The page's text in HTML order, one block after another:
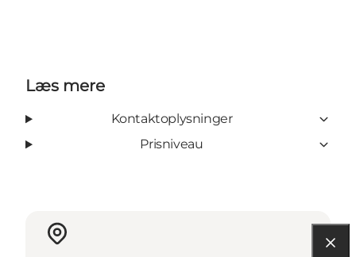
Læs mere
Kontaktoplysninger
Prisniveau